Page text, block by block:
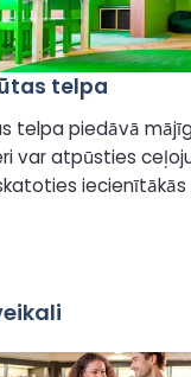
telpa
telpa piedāvā
var atpūsties
iecienītākās